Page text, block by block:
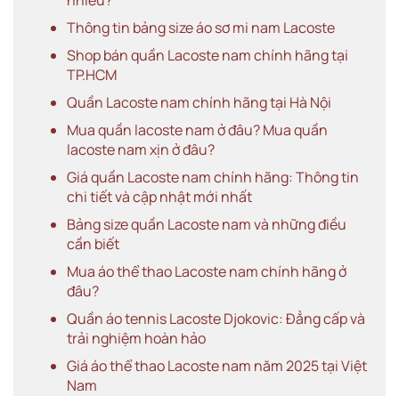
Thông tin bảng size áo sơ mi nam Lacoste
Shop bán quần Lacoste nam chính hãng tại
TP.HCM
Quần Lacoste nam chính hãng tại Hà Nội
Mua quần lacoste nam ở đâu? Mua quần
lacoste nam xịn ở đâu?
Giá quần Lacoste nam chính hãng: Thông tin
chi tiết và cập nhật mới nhất
Bảng size quần Lacoste nam và những điều
cần biết
Mua áo thể thao Lacoste nam chính hãng ở
đâu?
Quần áo tennis Lacoste Djokovic: Đẳng cấp và
trải nghiệm hoàn hảo
Giá áo thể thao Lacoste nam năm 2025 tại Việt
Nam